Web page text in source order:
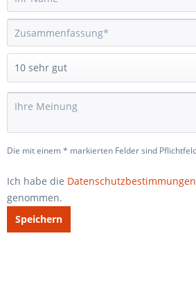
Die mit einem * markierten Felder sind
Ich habe die Datenschutzbestimmungen
genommen.
Speichern